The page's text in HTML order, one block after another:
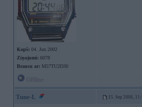
Kopš: 04. Jun 2002
Ziņojumi: 6078
Braucu ar: M57TU2D30
Tune-L 15. Sep 2006,